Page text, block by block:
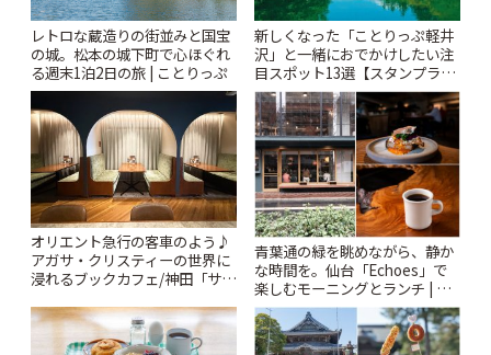
レトロな蔵造りの街並みと国宝
の城。松本の城下町で心ほぐれ
る週末1泊2日の旅 | ことりっぷ
新しくなった「ことりっぷ軽井
沢」と一緒におでかけしたい注
目スポット13選【スタンプラリ
ー開催中】 | ことりっぷ
オリエント急行の客車のよう♪
アガサ・クリスティーの世界に
浸れるブックカフェ/神田「サロ
青葉通の緑を眺めながら、静か
な時間を。仙台「Echoes」で
楽しむモーニングとランチ | こ
とりっぷ